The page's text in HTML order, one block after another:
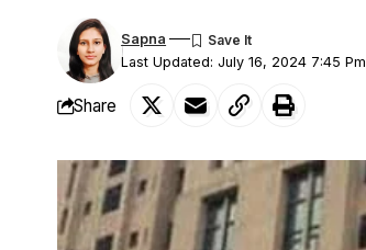
Last Updated: July 16, 2024 7:45 Pm
Sapna
Share